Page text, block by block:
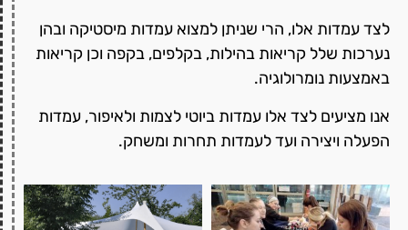
לצד עמדות אלו, הרי שניתן למצוא עמדות מיסטיקה ובהן
נערכות שלל קריאות בהילות, בקלפים, בקפה וכן קריאות
באמצעות נומרולוגיה.
אנו מציעים לצד אלו עמדות ביוטי לצמות ולאיפור, עמדות
הפעלה ויצירה ועד לעמדות תחרות ומשחק.